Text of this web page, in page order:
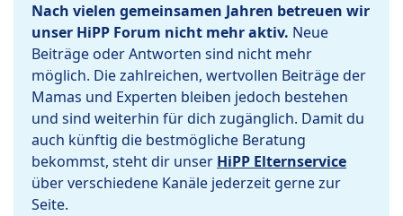
Nach vielen gemeinsamen Jahren betreuen wir
unser HiPP Forum nicht mehr aktiv. Neue
Beiträge oder Antworten sind nicht mehr
möglich. Die zahlreichen, wertvollen Beiträge der
Mamas und Experten bleiben jedoch bestehen
und sind weiterhin für dich zugänglich. Damit du
auch künftig die bestmögliche Beratung
bekommst, steht dir unser HiPP Elternservice
über verschiedene Kanäle jederzeit gerne zur
Seite.